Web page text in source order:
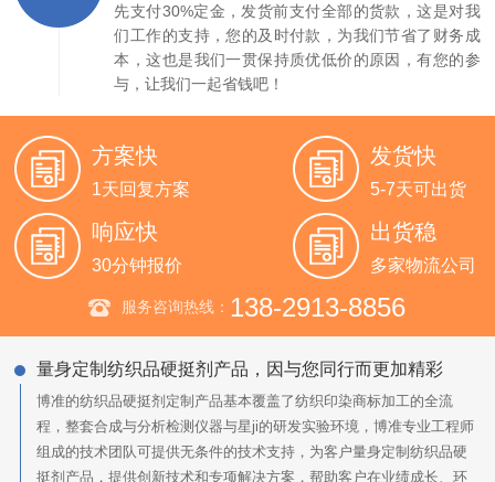
先支付30%定金，发货前支付全部的货款，这是对我
们工作的支持，您的及时付款，为我们节省了财务成
本，这也是我们一贯保持质优低价的原因，有您的参
与，让我们一起省钱吧！
方案快
1天回复方案
发货快
5-7天可出货
响应快
30分钟报价
出货稳
多家物流公司
服务咨询热线： 138-2913-8856
量身定制纺织品硬挺剂产品，因与您同行而更加精彩
博准的纺织品硬挺剂定制产品基本覆盖了纺织印染商标加工的全流
程，整套合成与分析检测仪器与星ji的研发实验环境，博准专业工程师
组成的技术团队可提供无条件的技术支持，为客户量身定制纺织品硬
挺剂产品，提供创新技术和专项解决方案，帮助客户在业绩成长、环